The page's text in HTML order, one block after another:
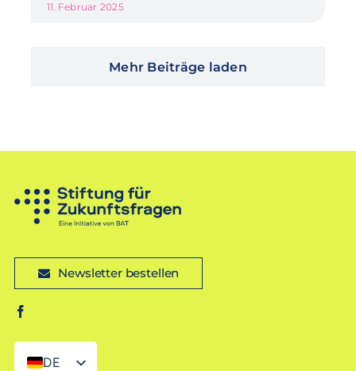
11. Februar 2025
Mehr Beiträge laden
Newsletter bestellen
DE